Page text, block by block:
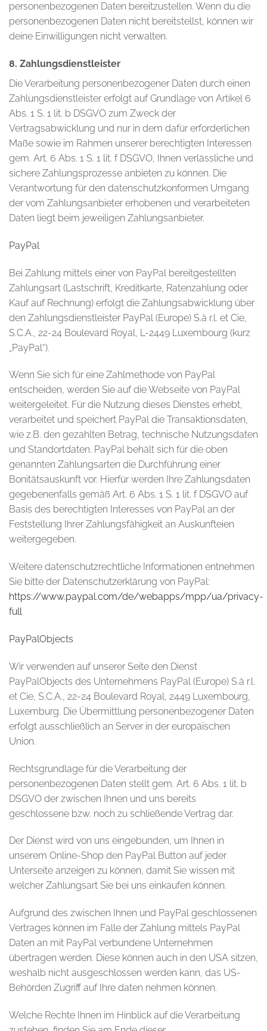
personenbezogenen Daten bereitzustellen. Wenn du die
personenbezogenen Daten nicht bereitstellst, können wir
deine Einwilligungen nicht verwalten.
8. Zahlungsdienstleister
Die Verarbeitung personenbezogener Daten durch einen
Zahlungsdienstleister erfolgt auf Grundlage von Artikel 6
Abs. 1 S. 1 lit. b DSGVO zum Zweck der
Vertragsabwicklung und nur in dem dafür erforderlichen
Maße sowie im Rahmen unserer berechtigten Interessen
gem. Art. 6 Abs. 1 S. 1 lit. f DSGVO, Ihnen verlässliche und
sichere Zahlungsprozesse anbieten zu können. Die
Verantwortung für den datenschutzkonformen Umgang
der vom Zahlungsanbieter erhobenen und verarbeiteten
Daten liegt beim jeweiligen Zahlungsanbieter.
PayPal
Bei Zahlung mittels einer von PayPal bereitgestellten
Zahlungsart (Lastschrift, Kreditkarte, Ratenzahlung oder
Kauf auf Rechnung) erfolgt die Zahlungsabwicklung über
den Zahlungsdienstleister PayPal (Europe) S.à r.l. et Cie,
S.C.A., 22-24 Boulevard Royal, L-2449 Luxembourg (kurz
„PayPal“).
Wenn Sie sich für eine Zahlmethode von PayPal
entscheiden, werden Sie auf die Webseite von PayPal
weitergeleitet. Für die Nutzung dieses Dienstes erhebt,
verarbeitet und speichert PayPal die Transaktionsdaten,
wie z.B. den gezahlten Betrag, technische Nutzungsdaten
und Standortdaten. PayPal behält sich für die oben
genannten Zahlungsarten die Durchführung einer
Bonitätsauskunft vor. Hierfür werden Ihre Zahlungsdaten
gegebenenfalls gemäß Art. 6 Abs. 1 S. 1 lit. f DSGVO auf
Basis des berechtigten Interesses von PayPal an der
Feststellung Ihrer Zahlungsfähigkeit an Auskunfteien
weitergegeben.
Weitere datenschutzrechtliche Informationen entnehmen
Sie bitte der Datenschutzerklärung von PayPal:
https://www.paypal.com/de/webapps/mpp/ua/privacy-
full
PayPalObjects
Wir verwenden auf unserer Seite den Dienst
PayPalObjects des Unternehmens PayPal (Europe) S.à r.l.
et Cie, S.C.A., 22-24 Boulevard Royal, 2449 Luxembourg,
Luxemburg. Die Übermittlung personenbezogener Daten
erfolgt ausschließlich an Server in der europäischen
Union.
Rechtsgrundlage für die Verarbeitung der
personenbezogenen Daten stellt gem. Art. 6 Abs. 1 lit. b
DSGVO der zwischen Ihnen und uns bereits
geschlossene bzw. noch zu schließende Vertrag dar.
Der Dienst wird von uns eingebunden, um Ihnen in
unserem Online-Shop den PayPal Button auf jeder
Unterseite anzeigen zu können, damit Sie wissen mit
welcher Zahlungsart Sie bei uns einkaufen können.
Aufgrund des zwischen Ihnen und PayPal geschlossenen
Vertrages können im Falle der Zahlung mittels PayPal
Daten an mit PayPal verbundene Unternehmen
übertragen werden. Diese können auch in den USA sitzen,
weshalb nicht ausgeschlossen werden kann, das US-
Behörden Zugriff auf Ihre daten nehmen können.
Welche Rechte Ihnen im Hinblick auf die Verarbeitung